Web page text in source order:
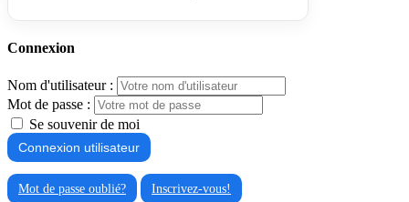
Connexion
Nom d'utilisateur :
Mot de passe :
Se souvenir de moi
Mot de passe oublié? Inscrivez-vous!